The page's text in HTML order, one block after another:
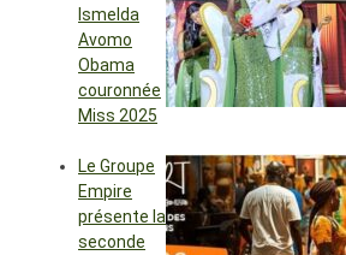
Ismelda
Avomo
Obama
couronnée
Miss 2025
Le Groupe
Empire
présente la
seconde